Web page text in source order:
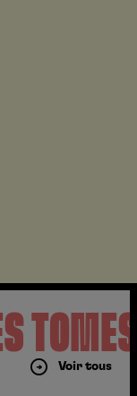
Voir tous